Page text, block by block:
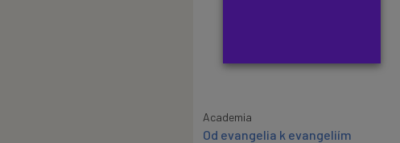
Academia
Od evangelia k evangeliím